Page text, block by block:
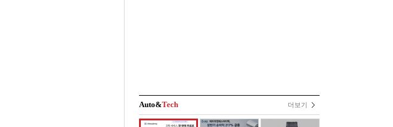
Auto&Tech 더보기